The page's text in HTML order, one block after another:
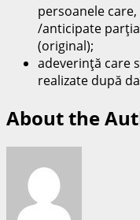
persoanele
/anticipate
(original);
adeverinţă care
realizate după
About the